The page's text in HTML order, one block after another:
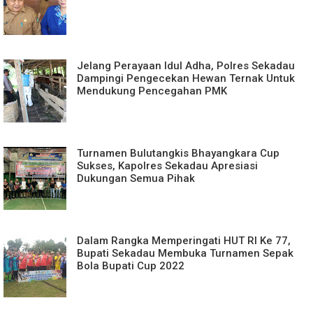
Jelang Perayaan Idul Adha, Polres Sekadau
Dampingi Pengecekan Hewan Ternak Untuk
Mendukung Pencegahan PMK
Turnamen Bulutangkis Bhayangkara Cup
Sukses, Kapolres Sekadau Apresiasi
Dukungan Semua Pihak
Dalam Rangka Memperingati HUT RI Ke 77,
Bupati Sekadau Membuka Turnamen Sepak
Bola Bupati Cup 2022